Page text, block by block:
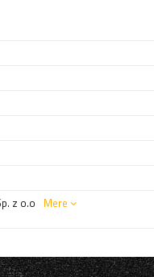
z o.o Mere